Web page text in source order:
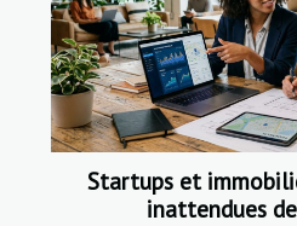
Startups et
inattendues